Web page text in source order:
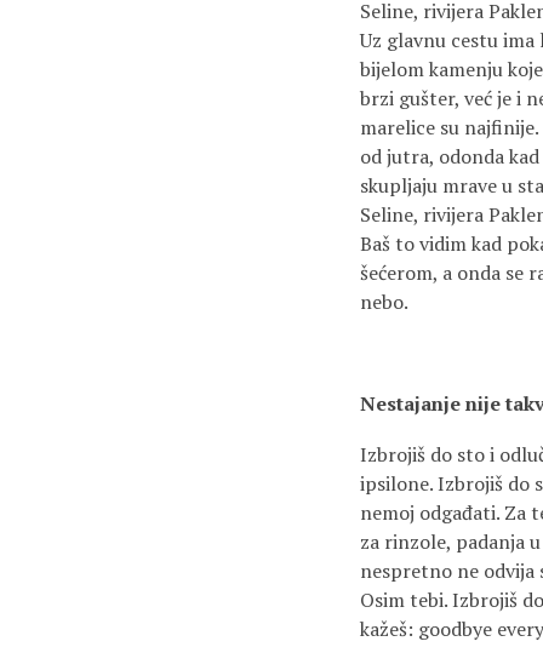
Seline, rivijera
Uz glavnu cestu ima
bijelom kamenju
brzi gušter, već je i
marelice su
od jutra, odonda
skupljaju mrave u
Seline, rivijera
Baš to vidim kad
šećerom, a onda se
nebo.
Nestajanje nije
Izbrojiš do sto i
ipsilone. Izbrojiš do
nemoj odgađati. Za
za rinzole, padanja
nespretno ne odvija
Osim tebi. Izbrojiš
kažeš: goodbye